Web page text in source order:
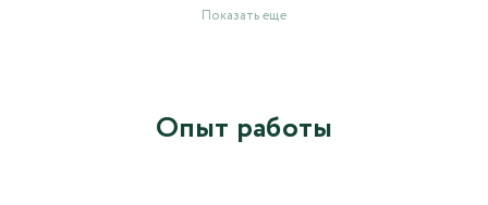
Показать еще
Опыт работы